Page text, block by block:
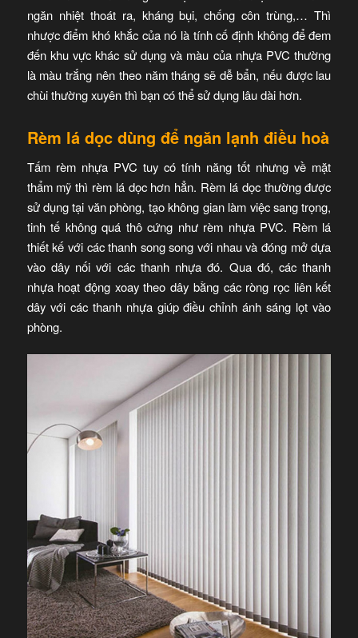
ngăn nhiệt thoát ra, kháng bụi, chống côn trùng,… Thì
nhược điểm khó khắc của nó là tính cố định không để đem
đến khu vực khác sử dụng và màu của nhựa PVC thường
là màu trắng nên theo năm tháng sẽ dễ bẩn, nếu được lau
chùi thường xuyên thì bạn có thể sử dụng lâu dài hơn.
Rèm lá dọc dùng để ngăn lạnh điều hoà
Tấm rèm nhựa PVC tuy có tính năng tốt nhưng về mặt
thẩm mỹ thì rèm lá dọc hơn hẳn. Rèm lá dọc thường được
sử dụng tại văn phòng, tạo không gian làm việc sang trọng,
tinh tế không quá thô cứng như rèm nhựa PVC. Rèm lá
thiết kế với các thanh song song với nhau và đóng mở dựa
vào dây nối với các thanh nhựa đó. Qua đó, các thanh
nhựa hoạt động xoay theo dây bằng các ròng rọc liên kết
dây với các thanh nhựa giúp điều chỉnh ánh sáng lọt vào
phòng.